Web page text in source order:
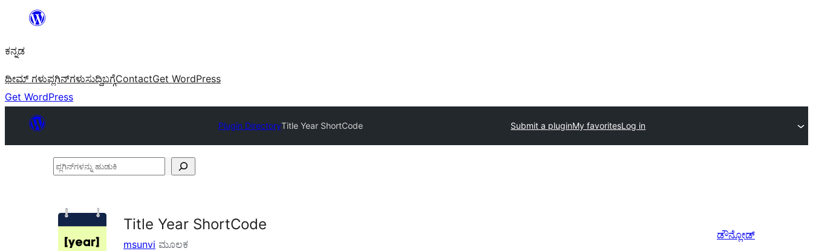
ವಿಷಯಕ್ಕೆ
ಕನ್ನಡ
ಥೀಮ್ ಗಳುಪ್ಲಗಿನ್‌ಗಳುಸುದ್ದಿಬಗ್ಗೆContactGet WordPress
Get WordPress
Plugin DirectoryTitle Year ShortCode Submit a pluginMy favoritesLog in
ಪ್ಲಗಿನ್‌ಗಳನ್ನು
Title Year ShortCode
msunvi ಮೂಲಕ
ಡೌನ್ಲೋಡ್